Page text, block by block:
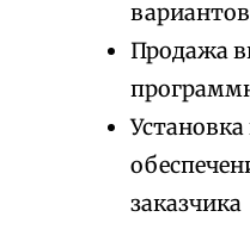
Продажа
заказчика